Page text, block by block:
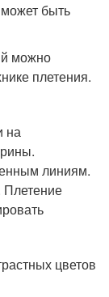
быть
можно
плетения.
на
линиям.
Плетение
цветов